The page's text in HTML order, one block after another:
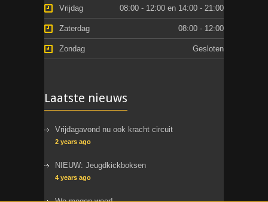
Vrijdag 08:00 - 12:00 en 14:00 - 21:00
Zaterdag 08:00 - 12:00
Zondag Gesloten
Laatste nieuws
Vrijdagavond nu ook kracht circuit
2 years ago
NIEUW: Jeugdkickboksen
4 years ago